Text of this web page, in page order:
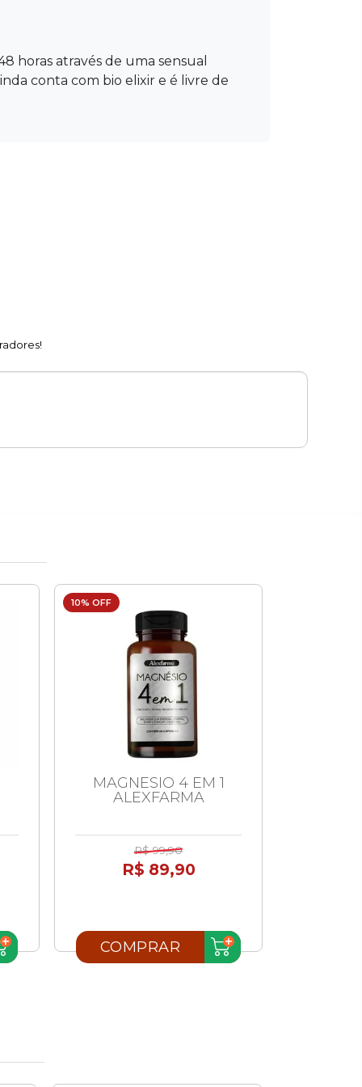
horas através de uma sensual
conta com bio elixir e é livre de
10% OFF
MAGNESIO 4 EM 1
ALEXFARMA
R$ 99,90
R$ 89,90
COMPRAR